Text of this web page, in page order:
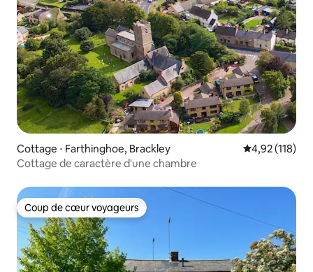
Cottage ⋅ Farthinghoe, Brackley Évaluation
4,92 (118)
Cottage de caractère d'une chambre
Coup de cœur voyageurs
Coup de cœur voyageurs